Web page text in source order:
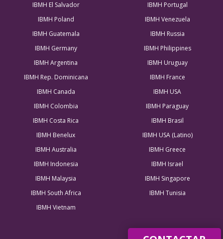
IBMH El Salvador
IBMH Portugal
IBMH Poland
IBMH Venezuela
IBMH Guatemala
IBMH Russia
IBMH Germany
IBMH Philippines
IBMH Argentina
IBMH Uruguay
IBMH Rep. Dominicana
IBMH France
IBMH Canada
IBMH USA
IBMH Colombia
IBMH Paraguay
IBMH Costa Rica
IBMH Brasil
IBMH Benelux
IBMH USA (Latino)
IBMH Australia
IBMH Greece
IBMH Indonesia
IBMH Israel
IBMH Malaysia
IBMH Singapore
IBMH South Africa
IBMH Tunisia
IBMH Vietnam